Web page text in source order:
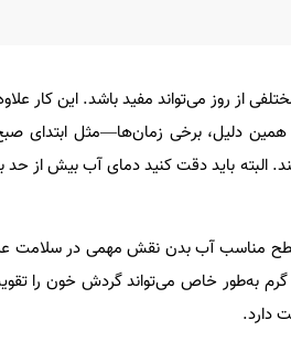
از روز می‌تواند مفید باشد. این کار
دلیل، برخی زمان‌ها—مثل ابتدای
باید دقت کنید دمای آب بیش از حد
مناسب آب بدن نقش مهمی در سلامت
گرم به‌طور خاص می‌تواند گردش خون را
دارد.